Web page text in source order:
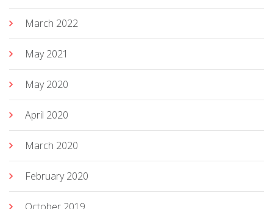
March 2022
May 2021
May 2020
April 2020
March 2020
February 2020